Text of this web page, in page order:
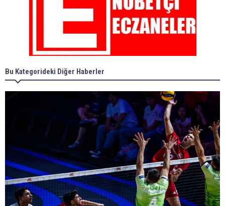
Bu Kategorideki Diğer Haberler